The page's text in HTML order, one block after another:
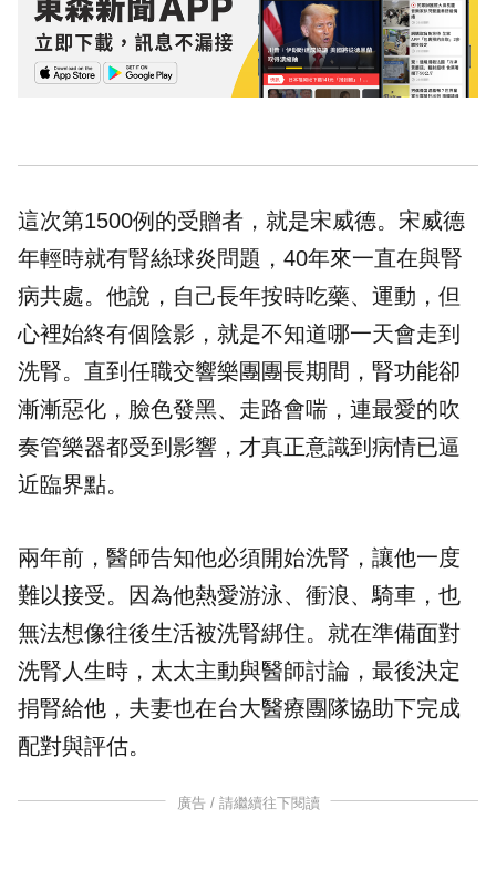
這次第1500例的受贈者，就是宋威德。宋威德
年輕時就有腎絲球炎問題，40年來一直在與腎
病共處。他說，自己長年按時吃藥、運動，但
心裡始終有個陰影，就是不知道哪一天會走到
洗腎。直到任職交響樂團團長期間，腎功能卻
漸漸惡化，臉色發黑、走路會喘，連最愛的吹
奏管樂器都受到影響，才真正意識到病情已逼
近臨界點。
兩年前，醫師告知他必須開始洗腎，讓他一度
難以接受。因為他熱愛游泳、衝浪、騎車，也
無法想像往後生活被洗腎綁住。就在準備面對
洗腎人生時，太太主動與醫師討論，最後決定
捐腎給他，夫妻也在台大醫療團隊協助下完成
配對與評估。
廣告 / 請繼續往下閱讀